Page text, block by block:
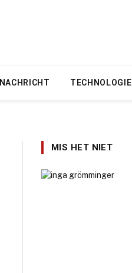
NACHRICHT TECHNOLOGIE
MIS HET NIET